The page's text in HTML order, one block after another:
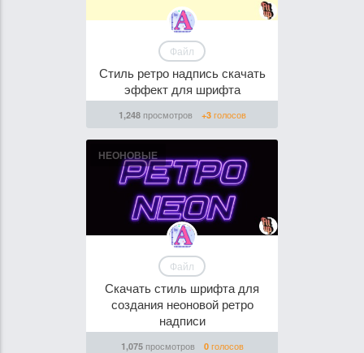
Файл
Стиль ретро надпись скачать
эффект для шрифта
1,248просмотров +3голосов
НЕОНОВЫЕ
Файл
Скачать стиль шрифта для
создания неоновой ретро
надписи
1,075просмотров 0голосов